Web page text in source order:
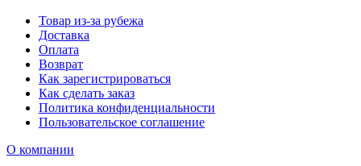
Товар из-за рубежа
Доставка
Оплата
Возврат
Как зарегистрироваться
Как сделать заказ
Политика конфиденциальности
Пользовательское соглашение
О компании